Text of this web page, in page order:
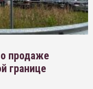
продаже
границе